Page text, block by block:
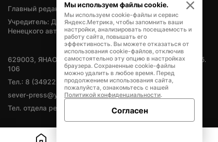
Главный редактор — А.Л. Поздеев
Учредитель: Департамент внутренней политики Ямало-
Ненецкого автономного округа
629003, ЯНАО, Салехард, мкр. Богдана Кнунянца, д.1, каб.
106
Тел.: 8 (34922) 71262
sever-press@yamal-media.ru
Тел. отдела рекламы: 8 (34922) 42728
Мы используем файлы cookie.
Мы используем cookie-файлы и сервис
Яндекс.Метрика, чтобы запомнить ваши
настройки, анализировать посещаемость и
работу сайта, повышать его
эффективность. Вы можете отказаться от
использования cookie-файлов, отключив
самостоятельно эту опцию в настройках
браузера. Сохраненные cookie-файлы
можно удалить в любое время. Перед
продолжением использования сайта,
пожалуйста, ознакомьтесь с нашей
Политикой конфиденциальности.
Согласен